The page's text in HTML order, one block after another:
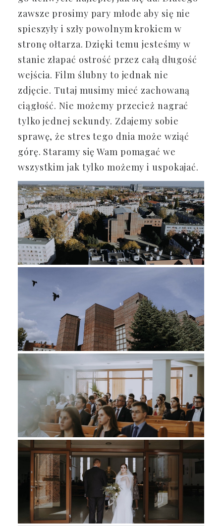
zawsze prosimy pary młode aby się nie
spieszyły i szły powolnym krokiem w
stronę ołtarza. Dzięki temu jesteśmy w
stanie złapać ostrość przez całą długość
wejścia. Film ślubny to jednak nie
zdjęcie. Tutaj musimy mieć zachowaną
ciągłość. Nie możemy przecież nagrać
tylko jednej sekundy. Zdajemy sobie
sprawę, że stres tego dnia może wziąć
górę. Staramy się Wam pomagać we
wszystkim jak tylko możemy i uspokajać.